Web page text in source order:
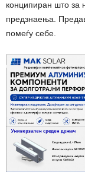
конципиран што за
предзнаења.
помеѓу себе.